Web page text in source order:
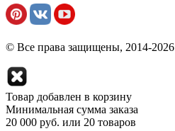
© Все права защищены, 2014-2026
Товар добавлен в корзину
Минимальная сумма заказа
20 000 руб. или 20 товаров